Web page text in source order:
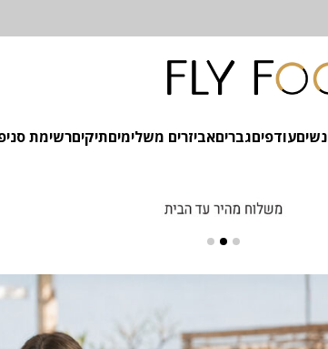
נשיםעודפיםגבריםאביזרים משלימיםתיקיםרשימת